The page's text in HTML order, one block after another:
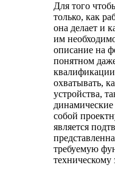
Для того
только, как
она делает и
им
описание на
понятном
охватывать,
устройства,
динамические
собой
является
требуемую
техническому